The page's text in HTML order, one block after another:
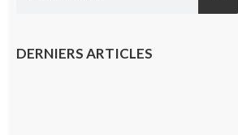
DERNIERS ARTICLES